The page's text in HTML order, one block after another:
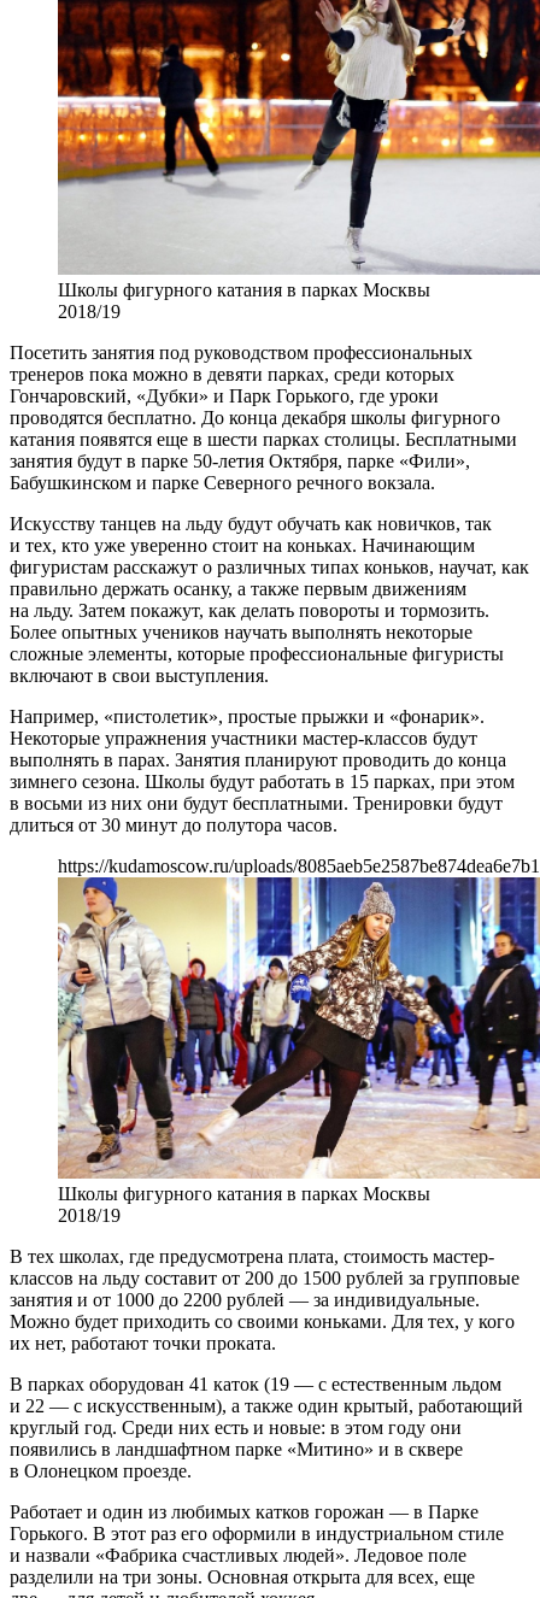
Школы фигурного катания в парках Москвы
2018/19
Посетить занятия под руководством профессиональных
тренеров пока можно в девяти парках, среди которых
Гончаровский, «Дубки» и Парк Горького, где уроки
проводятся бесплатно. До конца декабря школы фигурного
катания появятся еще в шести парках столицы. Бесплатными
занятия будут в парке 50-летия Октября, парке «Фили»,
Бабушкинском и парке Северного речного вокзала.
Искусству танцев на льду будут обучать как новичков, так
и тех, кто уже уверенно стоит на коньках. Начинающим
фигуристам расскажут о различных типах коньков, научат, как
правильно держать осанку, а также первым движениям
на льду. Затем покажут, как делать повороты и тормозить.
Более опытных учеников научать выполнять некоторые
сложные элементы, которые профессиональные фигуристы
включают в свои выступления.
Например, «пистолетик», простые прыжки и «фонарик».
Некоторые упражнения участники мастер-классов будут
выполнять в парах. Занятия планируют проводить до конца
зимнего сезона. Школы будут работать в 15 парках, при этом
в восьми из них они будут бесплатными. Тренировки будут
длиться от 30 минут до полутора часов.
https://kudamoscow.ru/uploads/
Школы фигурного катания в парках Москвы
2018/19
В тех школах, где предусмотрена плата, стоимость мастер-
классов на льду составит от 200 до 1500 рублей за групповые
занятия и от 1000 до 2200 рублей — за индивидуальные.
Можно будет приходить со своими коньками. Для тех, у кого
их нет, работают точки проката.
В парках оборудован 41 каток (19 — с естественным льдом
и 22 — с искусственным), а также один крытый, работающий
круглый год. Среди них есть и новые: в этом году они
появились в ландшафтном парке «Митино» и в сквере
в Олонецком проезде.
Работает и один из любимых катков горожан — в Парке
Горького. В этот раз его оформили в индустриальном стиле
и назвали «Фабрика счастливых людей». Ледовое поле
разделили на три зоны. Основная открыта для всех, еще